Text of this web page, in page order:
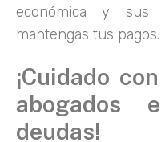
económica y sus
mantengas tus pagos.
¡Cuidado
abogados
deudas!